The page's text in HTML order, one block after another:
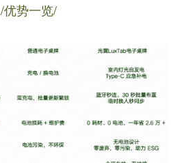
/优势一览/